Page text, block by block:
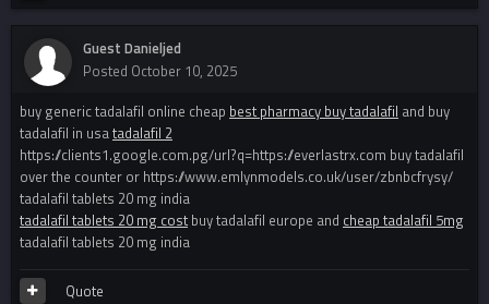
Guest Danieljed
Posted October 10, 2025
buy generic tadalafil online cheap best pharmacy buy tadalafil and buy
tadalafil in usatadalafil 2
https://clients1.google.com.pg/url?q=https://everlastrx.com buy tadalafil
over the counter or https://www.emlynmodels.co.uk/user/zbnbcfrysy/
tadalafil tablets 20 mg india
tadalafil tablets 20 mg cost buy tadalafil europe and cheap tadalafil 5mg
tadalafil tablets 20 mg india
Quote